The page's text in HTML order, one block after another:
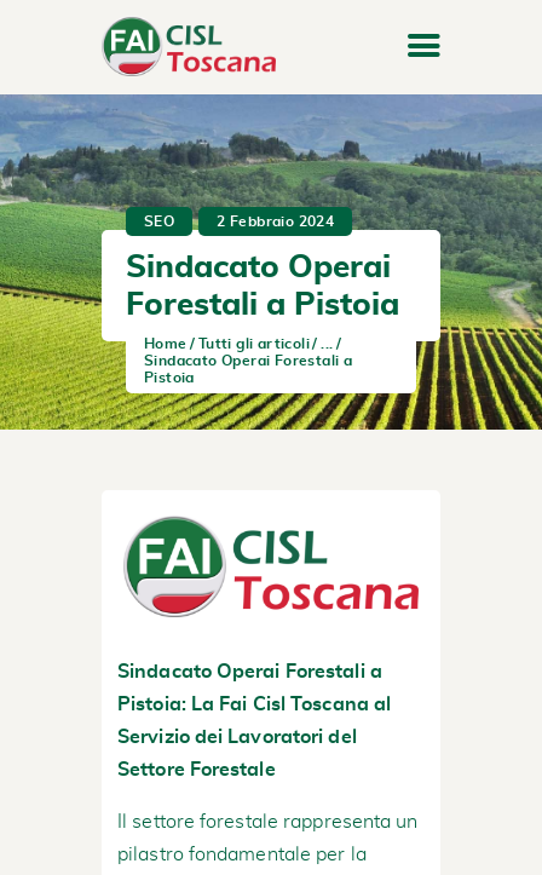
SEO 2 Febbraio 2024
Sindacato Operai
Forestali a Pistoia
Home Tutti gli articoli
Sindacato Operai Forestali a
Pistoia
Sindacato Operai Forestali a
Pistoia: La Fai Cisl Toscana al
Servizio dei Lavoratori del
Settore Forestale
Il settore forestale rappresenta un
pilastro fondamentale per la